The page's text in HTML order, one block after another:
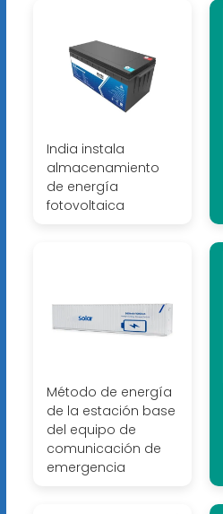
India instala
almacenamiento
de energía
fotovoltaica
Método de energía
de la estación base
del equipo de
comunicación de
emergencia